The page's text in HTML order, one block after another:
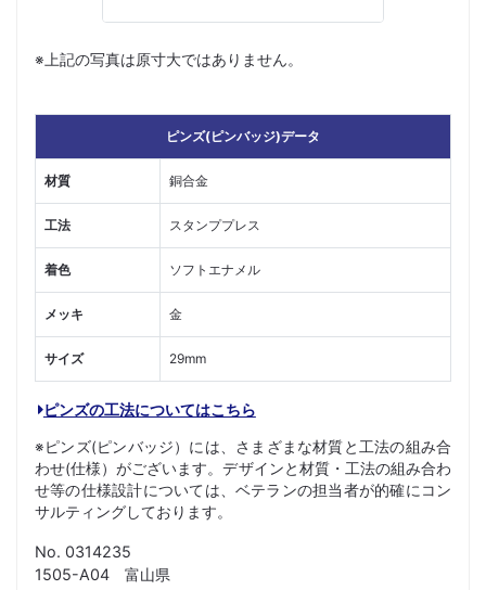
※上記の写真は原寸大ではありません。
ピンズ(ピンバッジ)データ
材質 銅合金
工法 スタンププレス
着色 ソフトエナメル
メッキ 金
サイズ 29mm
ピンズの工法についてはこちら
※ピンズ(ピンバッジ）には、さまざまな材質と工法の組み合
わせ(仕様）がございます。デザインと材質・工法の組み合わ
せ等の仕様設計については、ベテランの担当者が的確にコン
サルティングしております。
No. 0314235
1505-A04 富山県